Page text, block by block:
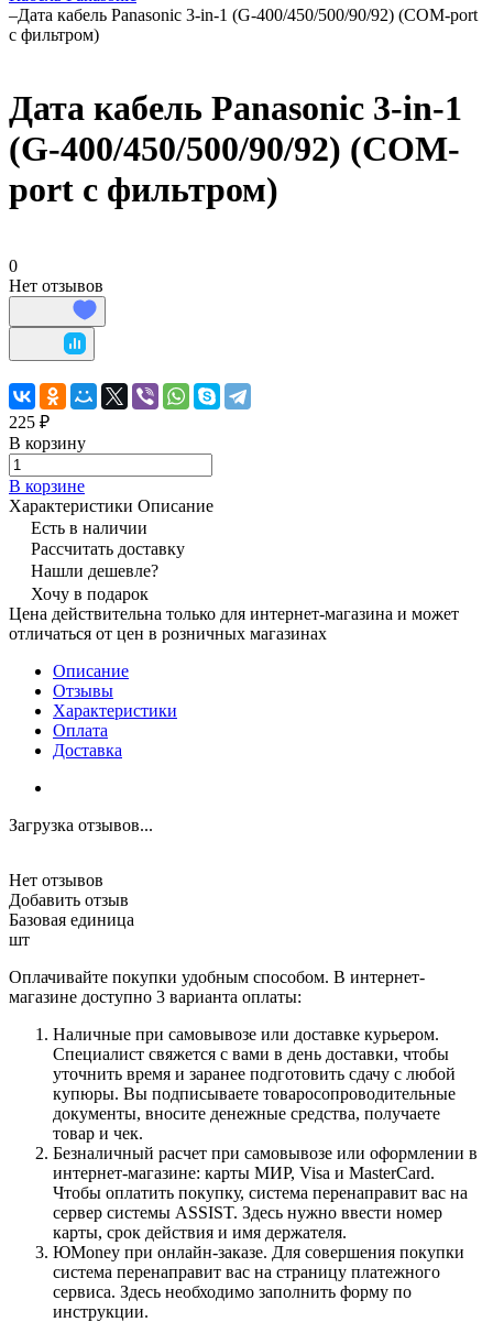
–Дата кабель Panasonic 3-in-1 (G-400/450/500/90/92) (COM-port
с фильтром)
Дата кабель Panasonic 3-in-1
(G-400/450/500/90/92) (COM-
port с фильтром)
0
Нет отзывов
225 ₽
В корзину
В корзине
Характеристики Описание
Есть в наличии
Рассчитать доставку
Нашли дешевле?
Хочу в подарок
Цена действительна только для интернет-магазина и может
отличаться от цен в розничных магазинах
Описание
Отзывы
Характеристики
Оплата
Доставка
Загрузка отзывов...
Нет отзывов
Добавить отзыв
Базовая единица
шт
Оплачивайте покупки удобным способом. В интернет-
магазине доступно 3 варианта оплаты:
Наличные при самовывозе или доставке курьером.
Специалист свяжется с вами в день доставки, чтобы
уточнить время и заранее подготовить сдачу с любой
купюры. Вы подписываете товаросопроводительные
документы, вносите денежные средства, получаете
товар и чек.
Безналичный расчет при самовывозе или оформлении в
интернет-магазине: карты МИР, Visa и MasterCard.
Чтобы оплатить покупку, система перенаправит вас на
сервер системы ASSIST. Здесь нужно ввести номер
карты, срок действия и имя держателя.
ЮMoney при онлайн-заказе. Для совершения покупки
система перенаправит вас на страницу платежного
сервиса. Здесь необходимо заполнить форму по
инструкции.